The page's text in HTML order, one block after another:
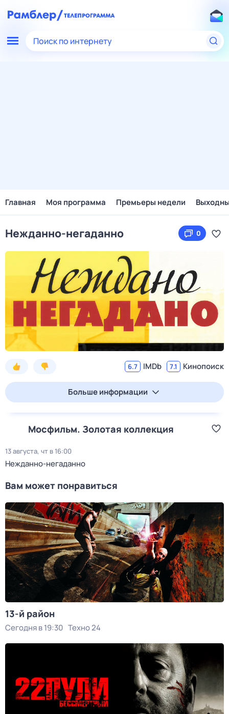
Поиск по интернету
Главная Моя программа Премьеры недели
Нежданно-негаданно 0
6.7 IMDb 7.1 Кинопоиск
Больше информации
Мосфильм. Золотая коллекция
13 августа, чт в 16:00
Нежданно-негаданно
Вам может понравиться
13-й район
Сегодня в 19:30 Техно 24